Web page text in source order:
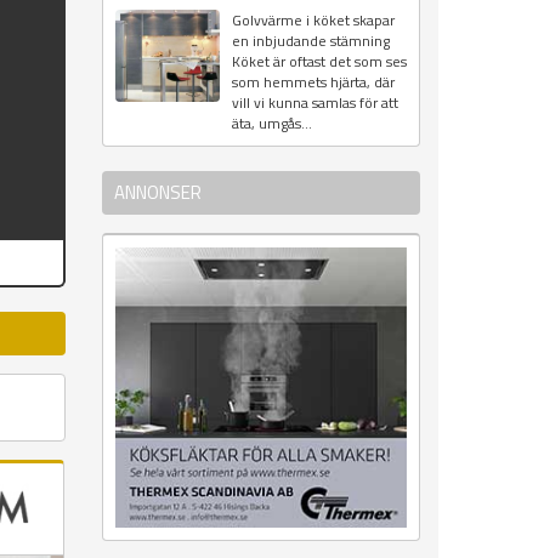
Golvvärme i köket skapar
en inbjudande stämning
Köket är oftast det som ses
som hemmets hjärta, där
vill vi kunna samlas för att
äta, umgås...
ANNONSER